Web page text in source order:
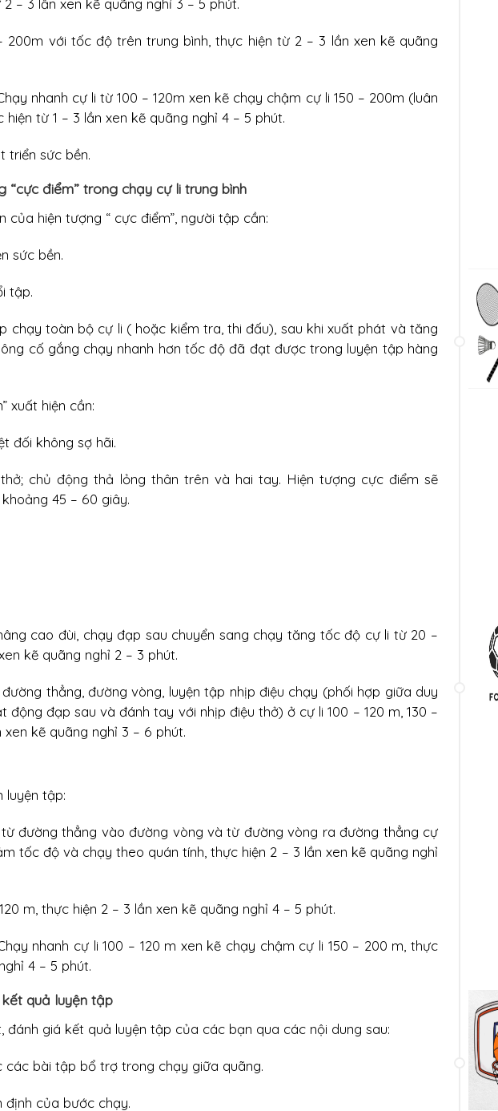
– 3 lần xen kẽ quãng nghỉ 3 – 5 phút.
200m với tốc độ trên trung bình, thực hiện từ 2 – 3 lần xen kẽ quãng
nhanh cự li từ 100 – 120m xen kẽ chạy chậm cự li 150 – 200m (luân
hiện từ 1 – 3 lần xen kẽ quãng nghỉ 4 – 5 phút.
triển sức bền.
“cực điểm” trong chạy cự li trung bình
của hiện tượng “ cực điểm”, người tập cần:
sức bền.
tập.
chạy toàn bộ cự li ( hoặc kiểm tra, thi đấu), sau khi xuất phát và tăng
cố gắng chạy nhanh hơn tốc độ đã đạt được trong luyện tập hàng
xuất hiện cần:
đối không sợ hãi.
chủ động thả lỏng thân trên và hai tay. Hiện tượng cực điểm sẽ
45 – 60 giây.
cao đùi, chạy đạp sau chuyển sang chạy tăng tốc độ cự li từ 20 –
kẽ quãng nghỉ 2 – 3 phút.
thẳng, đường vòng, luyện tập nhịp điệu chạy (phối hợp giữa duy
động đạp sau và đánh tay với nhịp điệu thở) ở cự li 100 – 120 m, 130 –
xen kẽ quãng nghỉ 3 – 6 phút.
luyện tập:
đường thẳng vào đường vòng và từ đường vòng ra đường thẳng cự
tốc độ và chạy theo quán tính, thực hiện 2 – 3 lần xen kẽ quãng nghỉ
m, thực hiện 2 – 3 lần xen kẽ quãng nghỉ 4 – 5 phút.
nhanh cự li 100 – 120 m xen kẽ chạy chậm cự li 150 – 200 m, thực
4 – 5 phút.
quả luyện tập
đánh giá kết quả luyện tập của các bạn qua các nội dung sau:
các bài tập bổ trợ trong chạy giữa quãng.
định của bước chạy.